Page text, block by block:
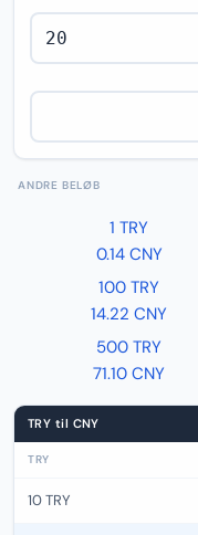
ANDRE BELØB
1 TRY
0.14 CNY
100 TRY
14.22 CNY
500 TRY
71.10 CNY
TRY til CNY
TRY
10 TRY